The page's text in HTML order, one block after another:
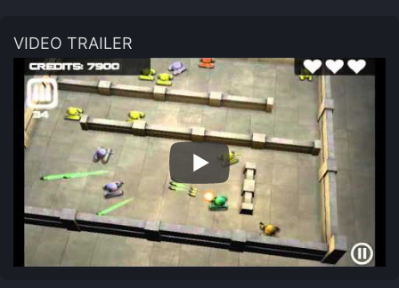
VIDEO TRAILER